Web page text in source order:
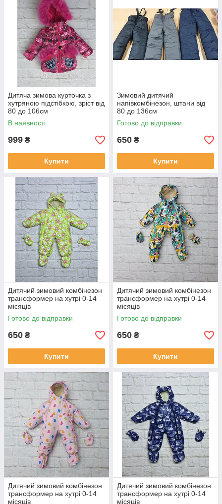
Дитяча зимова курточка з
хутряною підстібкою, зріст від
80 до 106см
В наявності
999 ₴
Купити
Зимовий дитячий
напівкомбінезон, штани від
80 до 136см
Готово до відправки
650 ₴
Купити
Дитячий зимовий комбінезон
трансформер на хутрі 0-14
місяців
Готово до відправки
650 ₴
Купити
Дитячий зимовий комбінезон
трансформер на хутрі 0-14
місяців
Готово до відправки
650 ₴
Купити
Дитячий зимовий комбінезон
трансформер на хутрі 0-14
місяців
Дитячий зимовий комбінезон
трансформер на хутрі 0-14
місяців